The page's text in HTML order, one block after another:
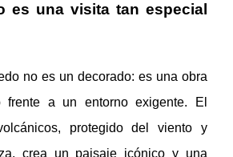
es una visita tan especial
no es un decorado: es una obra
frente a un entorno exigente. El
protegido del viento y
crea un paisaje icónico y una